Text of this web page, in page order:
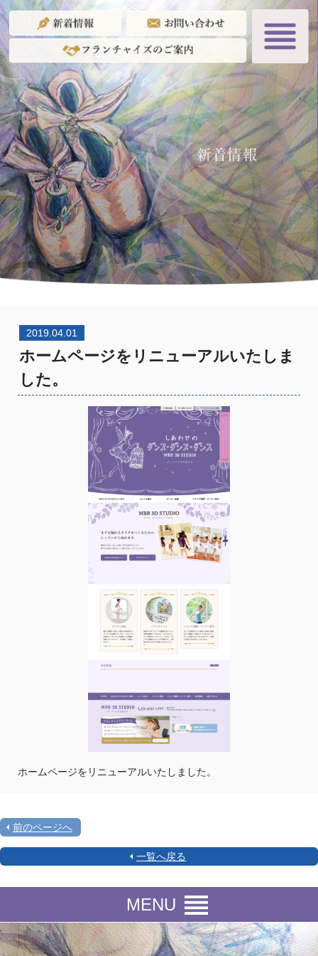
2019.04.01
ホームページをリニューアルいたしま
した。
ホームページをリニューアルいたしました。
前のページへ
一覧へ戻る
MENU